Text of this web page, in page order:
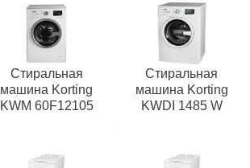
Стиральная
машина Korting
KWM 60F12105
Стиральная
машина Korting
KWDI 1485 W